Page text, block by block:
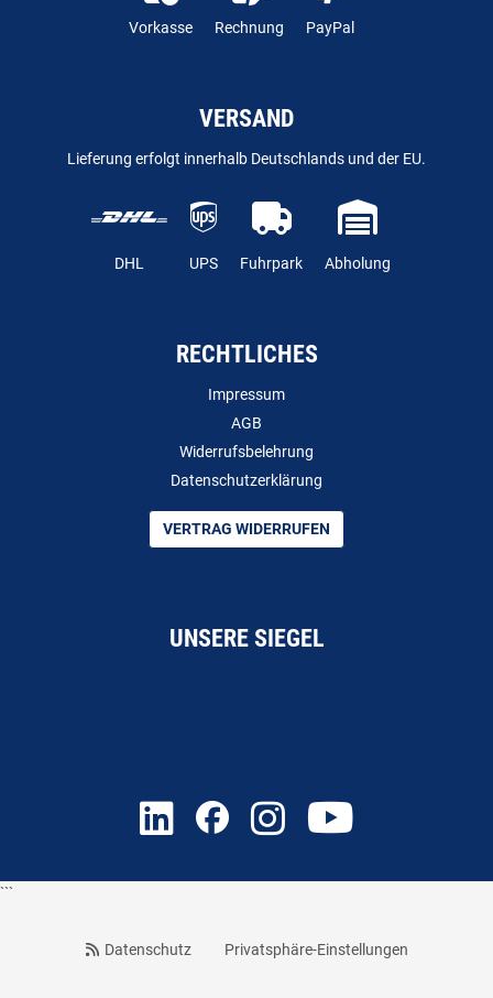
Vorkasse Rechnung PayPal
VERSAND
Lieferung erfolgt innerhalb Deutschlands und der EU.
DHL UPS Fuhrpark Abholung
RECHTLICHES
Impressum
AGB
Widerrufsbelehrung
Datenschutzerklärung
VERTRAG WIDERRUFEN
UNSERE SIEGEL
```
Datenschutz Privatsphäre-Einstellungen